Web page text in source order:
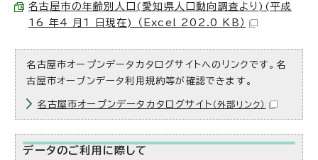
名古屋市の年齢別人口(愛知県人口動向調査より)(平成
16 年4 月1 日現在) （Excel 202.0 KB）
名古屋市オープンデータカタログサイトへのリンクです。名
古屋市オープンデータ利用規約等が確認できます。
名古屋市オープンデータカタログサイト （外部リンク）
データのご利用に際して